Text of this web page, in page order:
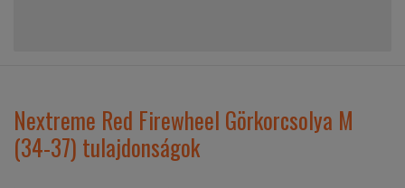
Nextreme Red Firewheel Görkorcsolya M
(34-37) tulajdonságok